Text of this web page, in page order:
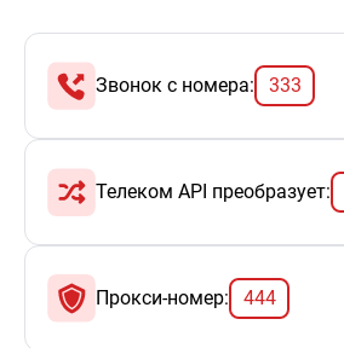
Звонок с номера: 333
Телеком АPI преобразует:
Прокси-номер: 444